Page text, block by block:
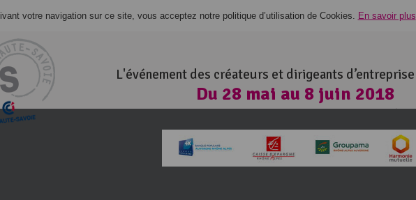
votre navigation sur ce site, vous acceptez notre politique d’utilisation de Cookies. En savoir plus
L'événement des créateurs et dirigeants d’entreprise
Du 28 mai au 8 juin 2018
100% Haute-Savoie